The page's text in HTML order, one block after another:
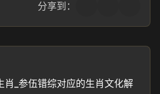
分享到：
肖_参伍错综对应的生肖文化解